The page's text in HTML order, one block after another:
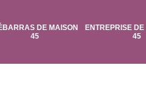
DE MAISON
45
ENTREPRISE
45